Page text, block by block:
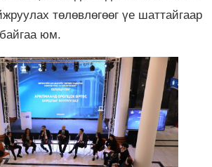
төлөвлөгөөг үе шаттайгаар
юм.